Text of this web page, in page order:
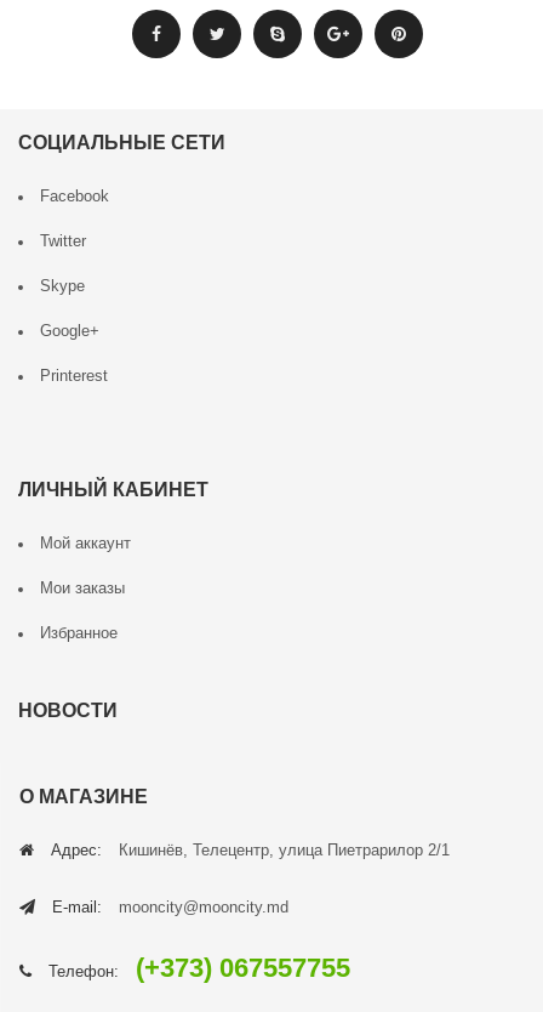
СОЦИАЛЬНЫЕ СЕТИ
Facebook
Twitter
Skype
Google+
Printerest
ЛИЧНЫЙ КАБИНЕТ
Мой аккаунт
Мои заказы
Избранное
НОВОСТИ
О МАГАЗИНЕ
Адрес: Кишинёв, Телецентр, улица Пиетрарилор 2/1
E-mail: mooncity@mooncity.md
Телефон: (+373) 067557755